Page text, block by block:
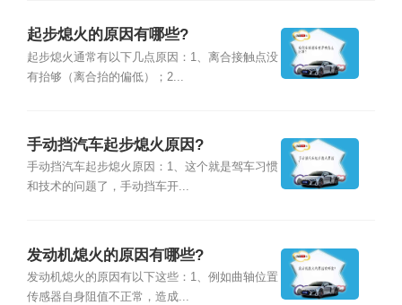
起步熄火的原因有哪些?
起步熄火通常有以下几点原因：1、离合接触点没
有抬够（离合抬的偏低）；2...
手动挡汽车起步熄火原因?
手动挡汽车起步熄火原因：1、这个就是驾车习惯
和技术的问题了，手动挡车开...
发动机熄火的原因有哪些?
发动机熄火的原因有以下这些：1、例如曲轴位置
传感器自身阻值不正常，造成...